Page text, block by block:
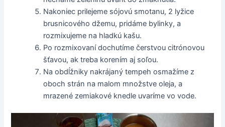
Nakoniec prilejeme sójovú smotanu, 2 lyžice
brusnicového džemu, pridáme bylinky, a
rozmixujeme na hladkú kašu.
Po rozmixovaní dochutíme čerstvou citrónovou
šťavou, ak treba korením aj soľou.
Na obdĺžniky nakrájaný tempeh osmažíme z
oboch strán na malom množstve oleja, a
mrazené zemiakové knedle uvaríme vo vode.